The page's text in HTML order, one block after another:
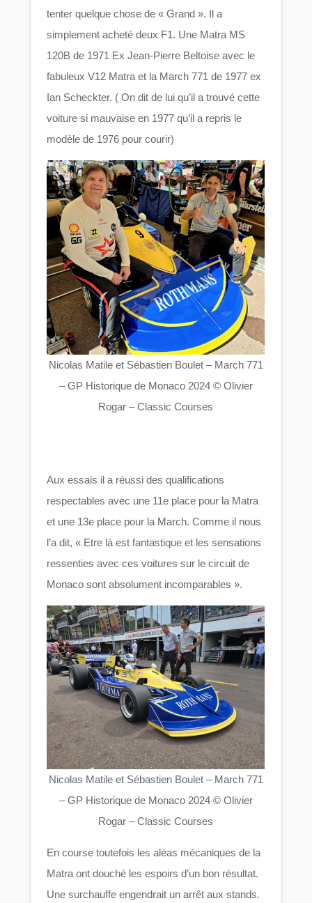
tenter quelque chose de « Grand ». Il a
simplement acheté deux F1. Une Matra MS
120B de 1971 Ex Jean-Pierre Beltoise avec le
fabuleux V12 Matra et la March 771 de 1977 ex
Ian Scheckter. ( On dit de lui qu’il a trouvé cette
voiture si mauvaise en 1977 qu’il a repris le
modèle de 1976 pour courir)
Nicolas Matile et Sébastien Boulet – March 771
– GP Historique de Monaco 2024 © Olivier
Rogar – Classic Courses
Aux essais il a réussi des qualifications
respectables avec une 11e place pour la Matra
et une 13e place pour la March. Comme il nous
l’a dit, « Etre là est fantastique et les sensations
ressenties avec ces voitures sur le circuit de
Monaco sont absolument incomparables ».
Nicolas Matile et Sébastien Boulet – March 771
– GP Historique de Monaco 2024 © Olivier
Rogar – Classic Courses
En course toutefois les aléas mécaniques de la
Matra ont douché les espoirs d’un bon résultat.
Une surchauffe engendrait un arrêt aux stands.